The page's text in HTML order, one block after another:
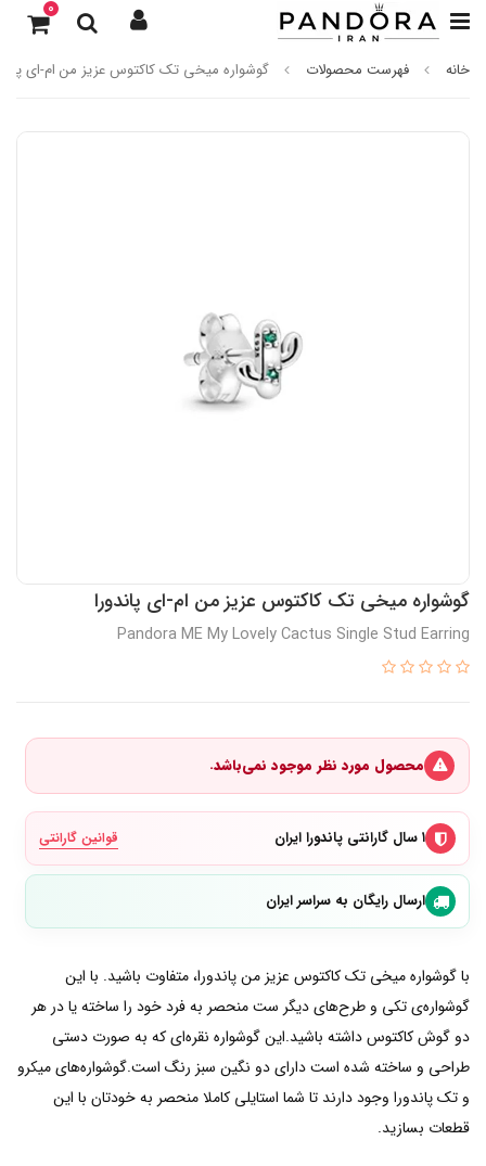
0
خانه فهرست محصولات گوشواره میخی تک کاکتوس عزیز من ام-ای
گوشواره میخی تک کاکتوس عزیز من ام-ای پاندورا
Pandora ME My Lovely Cactus Single Stud Earring
محصول مورد نظر موجود نمی‌باشد.
۱ سال گارانتی پاندورا ایران قوانین گارانتی
ارسال رایگان به سراسر ایران
با گوشواره میخی تک کاکتوس عزیز من پاندورا، متفاوت باشید. با این
گوشواره‌ی تکی و طرح‌های دیگر ست منحصر به فرد خود را ساخته یا در هر
دو گوش کاکتوس داشته باشید.این گوشواره نقره‌ای که به صورت دستی
طراحی و ساخته شده است دارای دو نگین سبز رنگ است.گوشواره‌های میکرو
و تک پاندورا وجود دارند تا شما استایلی کاملا منحصر به خودتان با این
قطعات بسازید.